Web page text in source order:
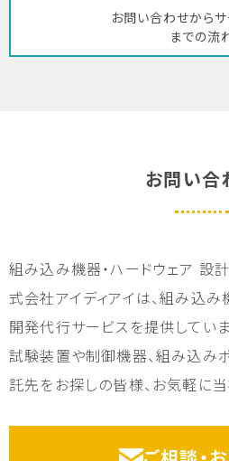
お問い合わせから
までの流
お問い合
組み込み機器・ハードウェア 設
式会社アイディアイは、組み込み
開発代行サービスを提供していま
試験装置や制御機器、組み込み
託先をお探しの皆様、お気軽に